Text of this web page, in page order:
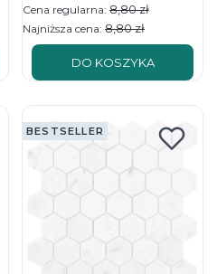
Cena regularna: 8,80 zł
Najniższa cena: 8,80 zł
DO KOSZYKA
BESTSELLER